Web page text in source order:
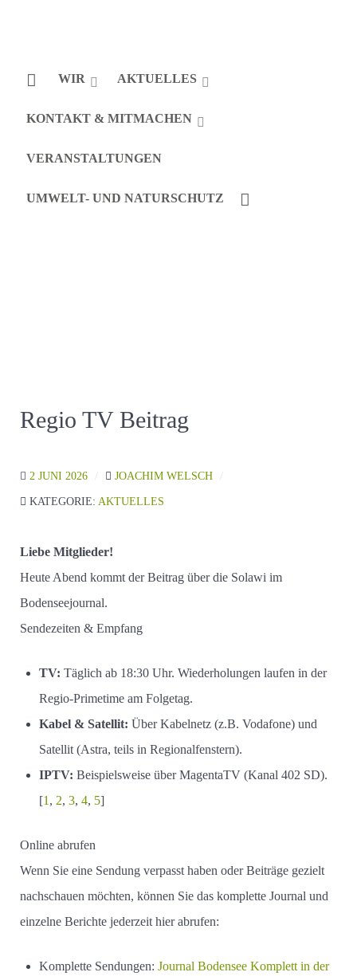
WIR AKTUELLES
KONTAKT & MITMACHEN
VERANSTALTUNGEN
UMWELT- UND NATURSCHUTZ
Regio TV Beitrag
2 JUNI 2026 JOACHIM WELSCH
KATEGORIE: AKTUELLES
Liebe Mitglieder!
Heute Abend kommt der Beitrag über die Solawi im
Bodenseejournal.
Sendezeiten & Empfang
TV: Täglich ab 18:30 Uhr. Wiederholungen laufen in der
Regio-Primetime am Folgetag.
Kabel & Satellit: Über Kabelnetz (z.B. Vodafone) und
Satellit (Astra, teils in Regionalfenstern).
IPTV: Beispielsweise über MagentaTV (Kanal 402 SD).
[1 , 2, 3, 4, 5]
Online abrufen
Wenn Sie eine Sendung verpasst haben oder Beiträge gezielt
nachschauen möchten, können Sie das komplette Journal und
einzelne Berichte jederzeit hier abrufen:
Komplette Sendungen: Journal Bodensee Komplett in der